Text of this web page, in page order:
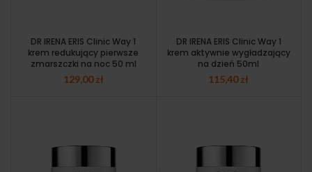
DR IRENA ERIS Clinic Way 1
krem redukujący pierwsze
zmarszczki na noc 50 ml
129,00zł
DR IRENA ERIS Clinic Way 1
krem aktywnie wygładzający
na dzień 50ml
115,40zł